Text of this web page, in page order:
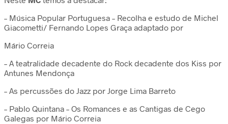
– Música Popular Portuguesa – Recolha e estudo de Michel
Giacometti/ Fernando Lopes Graça adaptado por
Mário Correia
– A teatralidade decadente do Rock decadente dos Kiss por
Antunes Mendonça
– As percussões do Jazz por Jorge Lima Barreto
– Pablo Quintana – Os Romances e as Cantigas de Cego
Galegas por Mário Correia